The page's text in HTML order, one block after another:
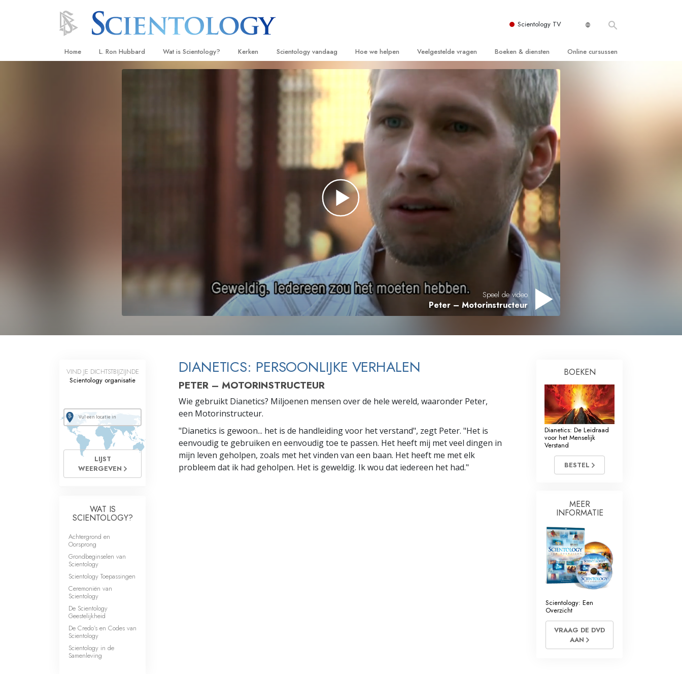
Scientology TV
Home L. Ron Hubbard Wat is Scientology? Kerken
Ideale Scientology Kerken
Hogere Organisaties
Flag Land Base
Scientology beschikbaar maken voor de
Scientology vandaag
Grootse Openingen
Scientology evenementen
David Miscavige – Kerkelijk Leider van
Scientology
Hoe we helpen
De Weg naar een Gelukkig Leven
Applied Scholastics
Criminon
Narconon
De Feiten over Drugs
United for Human Rights
Citizens Commission on Human Rights
Scientology Volunteer Ministers
Veelgestelde vragen
Achtergrond en Grondbeginselen
Binnen in een Kerk
De organisatie van Scientology
Boeken & diensten
Luisterboeken
Introductielezingen
Introductiefilms
Online cursussen
Hoe men Conflicten moet Oplossen
De Drijfveren van het Bestaan
De Componenten van Begrip
Oplossingen voor een Gevaarlijke
Omgeving
Assisten voor Ziektes en Verwondingen
Integriteit en Eerlijkheid
Het Huwelijk
De Toonschaal van Emoties
Oplossingen voor het Drugsprobleem
Kinderen
Hulpmiddelen bij het Dagelijks Werk
Ethiek en de Condities
De Grondbeginselen van Organiseren
De Grondslagen van Public Relations
Taakstellingen en Doelen
De Technologie van Studeren
Communicatie
Speel de video
Peter – Motorinstructeur
DIANETICS: PERSOONLIJKE VERHALEN
PETER – MOTORINSTRUCTEUR
Wie gebruikt Dianetics? Miljoenen mensen over de hele wereld, waaronder Peter,
een Motorinstructeur.
"Dianetics is gewoon... het is de handleiding voor het verstand", zegt Peter. "Het is
eenvoudig te gebruiken en eenvoudig toe te passen. Het heeft mij met veel dingen in
mijn leven geholpen, zoals met het vinden van een baan. Het heeft me met elk
probleem dat ik had geholpen. Het is geweldig. Ik wou dat iedereen het had."
VIND JE DICHTSTBIJZIJNDE
Scientology organisatie
LIJST
WEERGEVEN
WAT IS
SCIENTOLOGY?
Achtergrond en
Oorsprong
Grondbeginselen van
Scientology
Scientology Toepassingen
Ceremoniën van
Scientology
De Scientology
Geestelijkheid
De Credo’s en Codes van
Scientology
Scientology in de
Samenleving
BOEKEN
Dianetics: De Leidraad
voor het Menselijk
Verstand
BESTEL
MEER
INFORMATIE
Scientology: Een
Overzicht
VRAAG DE DVD
AAN